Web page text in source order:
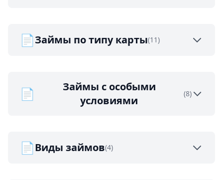
📄Займы по типу карты(11)
📄
Займы с особыми
условиями
(8)
📄Виды займов(4)